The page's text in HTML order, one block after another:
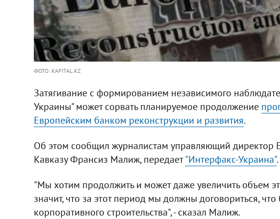
ФОТО: KAPITAL.KZ
Затягивание с формированием независимого
Украины" может сорвать планируемое продолжение
Европейским банком реконструкции и развития.
Об этом сообщил журналистам управляющий директор
Кавказу Франсиз Малиж, передает"Интерфакс-Украина".
"Мы хотим продолжить и может даже увеличить объем
значит, что за этот период мы должны договориться,
корпоративного строительства", - сказал Малиж.